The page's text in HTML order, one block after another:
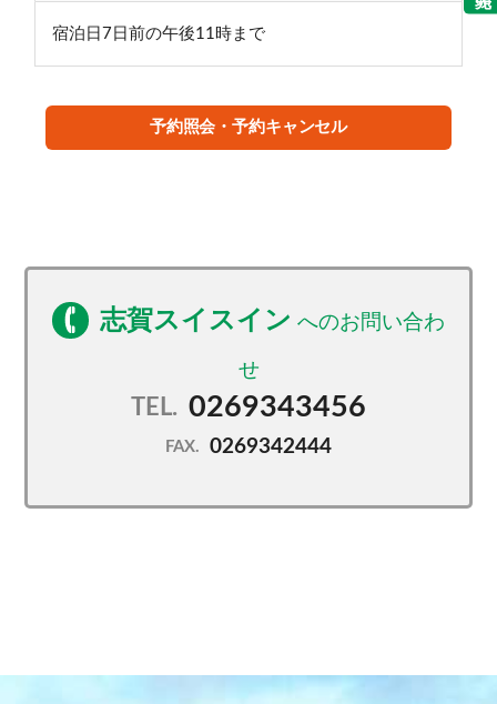
宿泊日7日前の午後11時まで
予約照会・予約キャンセル
志賀スイスイン
TEL. 0269343456
FAX. 0269342444